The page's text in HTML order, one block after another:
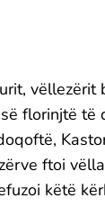
florinjtë
ftoi
këtë